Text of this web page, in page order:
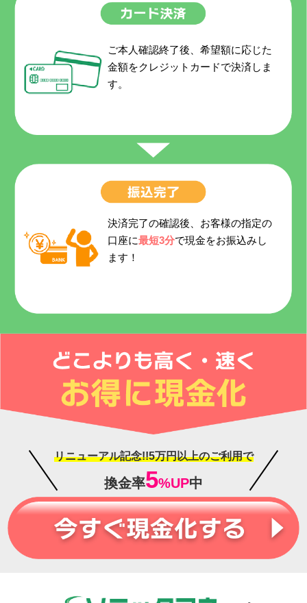
ご本人確認終了後、希望額に応じた
金額をクレジットカードで決済しま
す。
決済完了の確認後、お客様の指定の
口座に最短3分で現金をお振込みし
ます！
リニューアル記念!!5万円以上のご利用で
換金率5%UP中